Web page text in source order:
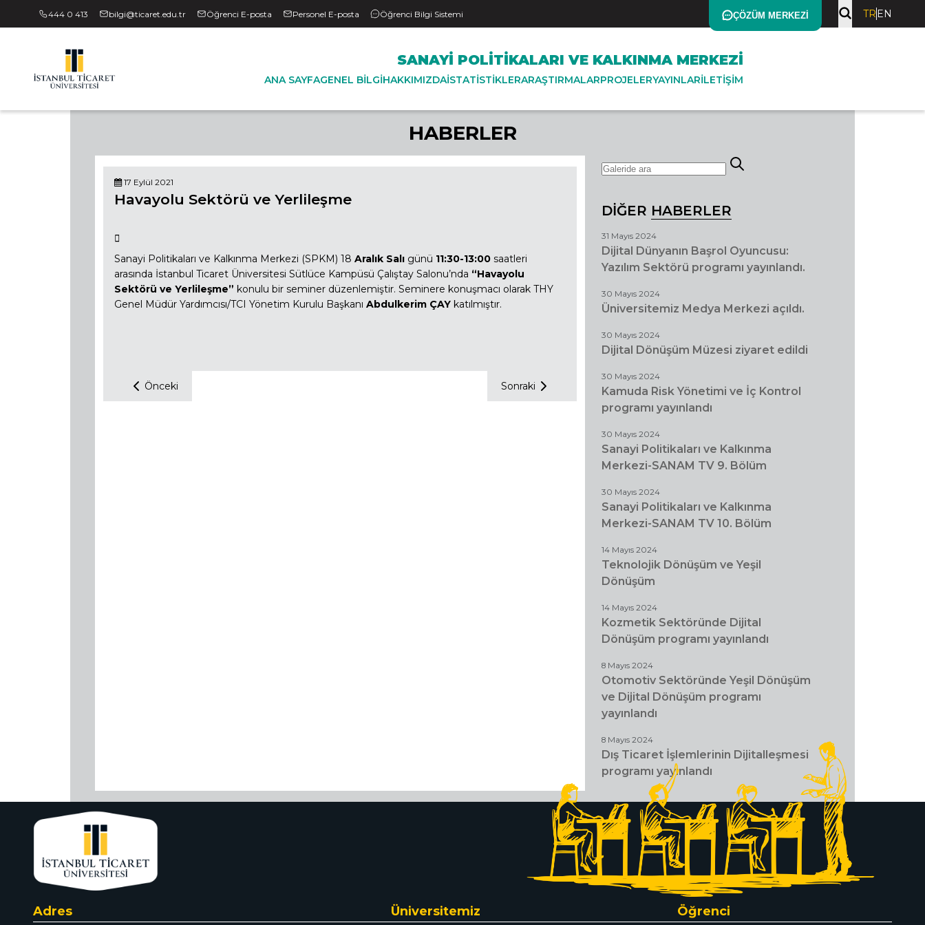
444 0 413 bilgi@ticaret.edu.tr Öğrenci E-posta Personel E-posta Öğrenci Bilgi Sistemi ÇÖZÜM MERKEZI TR EN
SANAYI POLITIKALARI VE KALKINMA MERKEZI
ANA SAYFAGENEL BILGIHAKKIMIZDAİSTATISTIKLERARAŞTIRMALARPROJELERYAYINLARİLETIŞIM
HABERLER
17 Eylül 2021
Havayolu Sektörü ve Yerlileşme
Sanayi Politikaları ve Kalkınma Merkezi (SPKM) 18 Aralık Salı günü 11:30-13:00 saatleri
arasında İstanbul Ticaret Üniversitesi Sütlüce Kampüsü Çalıştay Salonu’nda “Havayolu
Sektörü ve Yerlileşme” konulu bir seminer düzenlemiştir. Seminere konuşmacı olarak THY
Genel Müdür Yardımcısı/TCI Yönetim Kurulu Başkanı Abdulkerim ÇAY katılmıştır.
Önceki Sonraki
DİĞER HABERLER
31 Mayıs 2024
Dijital Dünyanın Başrol Oyuncusu:
Yazılım Sektörü programı yayınlandı.
30 Mayıs 2024
Üniversitemiz Medya Merkezi açıldı.
30 Mayıs 2024
Dijital Dönüşüm Müzesi ziyaret edildi
30 Mayıs 2024
Kamuda Risk Yönetimi ve İç Kontrol
programı yayınlandı
30 Mayıs 2024
Sanayi Politikaları ve Kalkınma
Merkezi-SANAM TV 9. Bölüm
30 Mayıs 2024
Sanayi Politikaları ve Kalkınma
Merkezi-SANAM TV 10. Bölüm
14 Mayıs 2024
Teknolojik Dönüşüm ve Yeşil
Dönüşüm
14 Mayıs 2024
Kozmetik Sektöründe Dijital
Dönüşüm programı yayınlandı
8 Mayıs 2024
Otomotiv Sektöründe Yeşil Dönüşüm
ve Dijital Dönüşüm programı
yayınlandı
8 Mayıs 2024
Dış Ticaret İşlemlerinin Dijitalleşmesi
programı yayınlandı
Adres Üniversitemiz Öğrenci